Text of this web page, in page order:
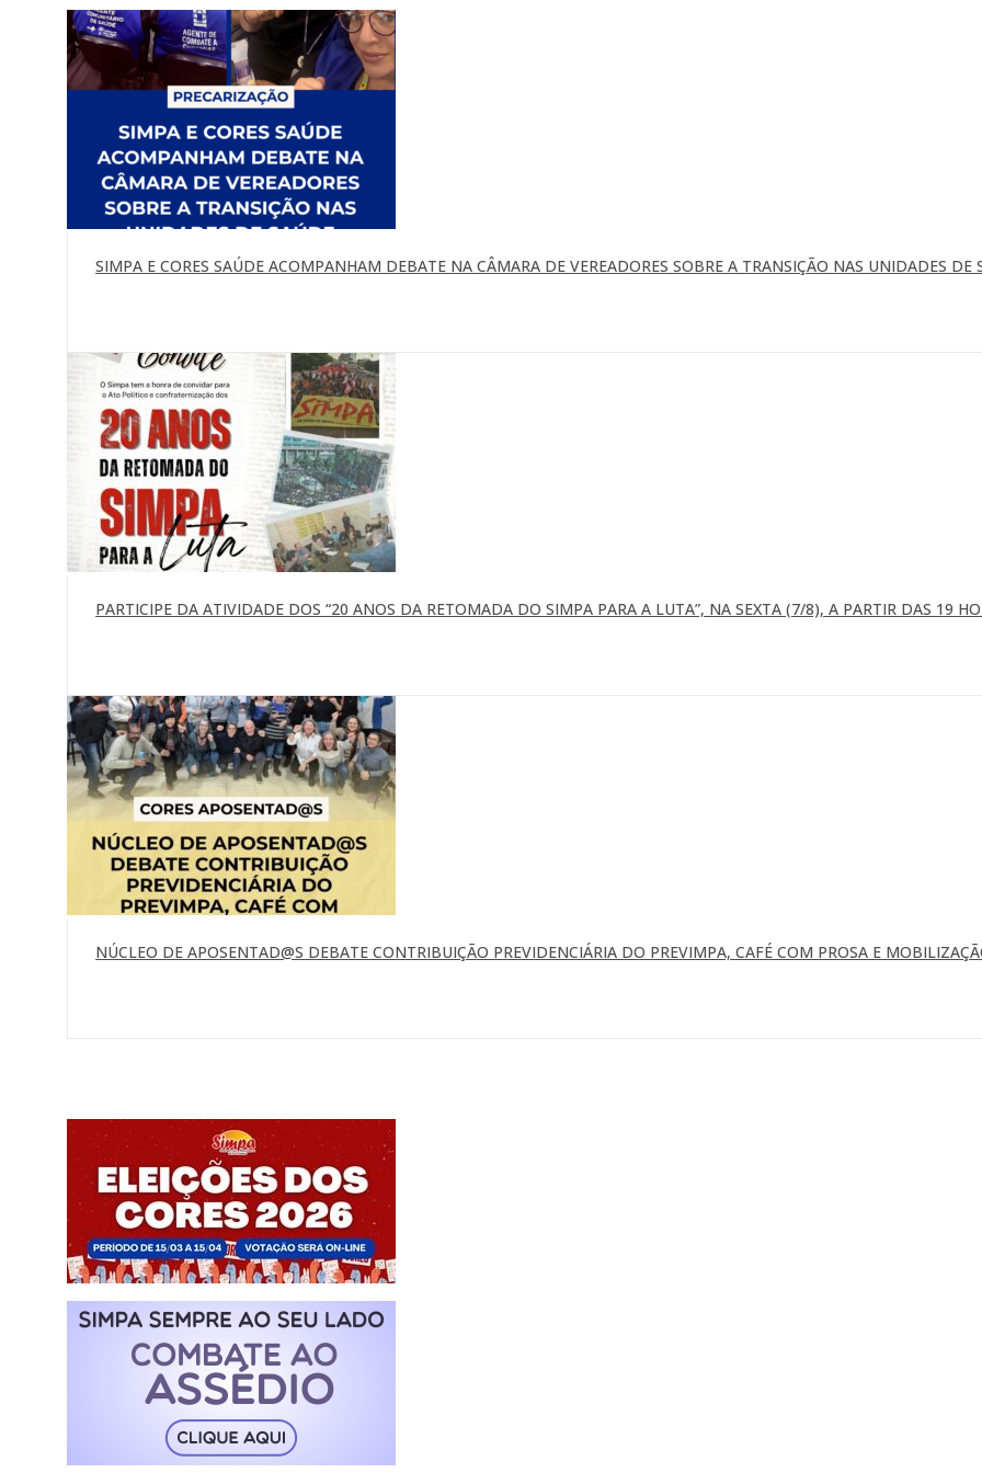
SIMPA E CORES SAÚDE ACOMPANHAM DEBATE NA CÂMARA DE VEREADORES SOBRE A TRANSIÇÃO NAS UNIDADES DE
PARTICIPE DA ATIVIDADE DOS “20 ANOS DA RETOMADA DO SIMPA PARA A LUTA”, NA SEXTA (7/8), A PARTIR DAS 19
NÚCLEO DE APOSENTAD@S DEBATE CONTRIBUIÇÃO PREVIDENCIÁRIA DO PREVIMPA, CAFÉ COM PROSA E